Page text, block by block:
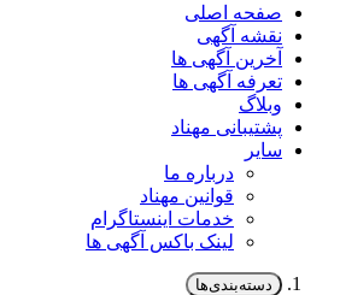
صفحه اصلی
نقشه آگهی
آخرین آگهی ها
تعرفه آگهی ها
وبلاگ
پشتیبانی مهناد
سایر
درباره ما
قوانین مهناد
خدمات اینستاگرام
لینک باکس آگهی ها
دسته‌بندی‌ها